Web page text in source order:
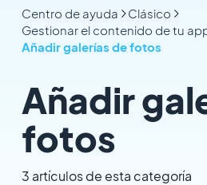
Centro de ayuda
Clásico
Gestionar el contenido de tu
Añadir galerías de fotos
Añadir
fotos
3 artículos de esta categoría